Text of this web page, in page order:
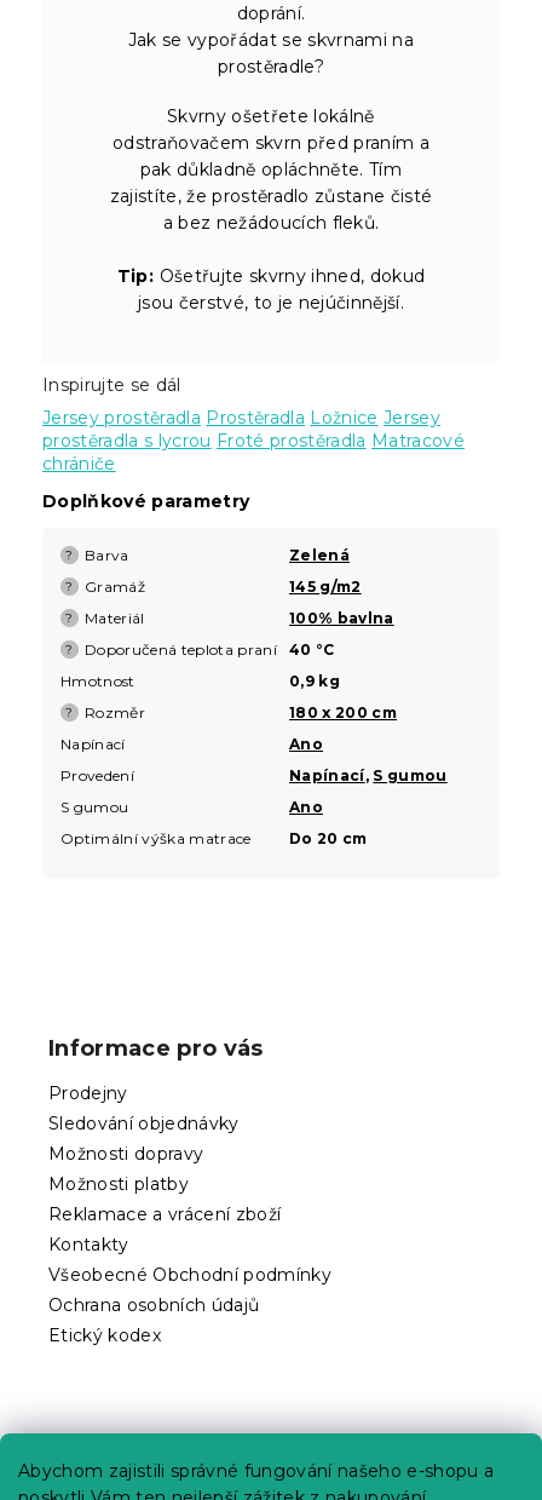
Abychom zajistili správné fungování našeho e-shopu a
doprání.
Jak se vypořádat se skvrnami na
prostěradle?
Skvrny ošetřete lokálně
odstraňovačem skvrn před praním a
pak důkladně opláchněte. Tím
zajistíte, že prostěradlo zůstane čisté
a bez nežádoucích fleků.
Tip: Ošetřujte skvrny ihned, dokud
jsou čerstvé, to je nejúčinnější.
Inspirujte se dál
Jersey prostěradla Prostěradla Ložnice Jersey
prostěradla s lycrou Froté prostěradla Matracové
chrániče
Doplňkové parametry
? Barva Zelená
? Gramáž 145 g/m2
? Materiál 100% bavlna
? Doporučená teplota praní
40 °C
Hmotnost
0,9 kg
? Rozměr
180 x 200 cm
Napínací
Ano
Provedení
Napínací, S gumou
S gumou
Ano
Optimální výška matrace
Do 20 cm
Informace pro vás
Prodejny
Sledování objednávky
Možnosti dopravy
Možnosti platby
Reklamace a vrácení zboží
Kontakty
Všeobecné Obchodní podmínky
Ochrana osobních údajů
Etický kodex
Kariéra